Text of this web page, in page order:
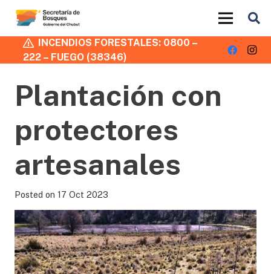
INCENDIOS FORESTALES: 0800 –
222 – FUEGO (38346)
Plantación con
protectores
artesanales
Posted on 17 Oct 2023